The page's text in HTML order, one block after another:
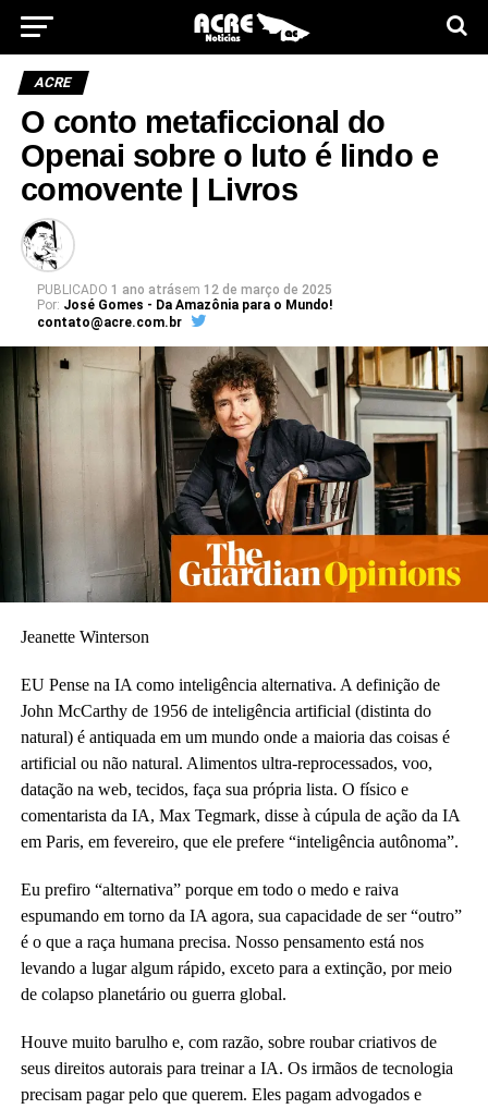
ACRE
O conto metaficcional do
Openai sobre o luto é lindo e
comovente | Livros
PUBLICADO 1 ano atrásem 12 de março de 2025
Por: José Gomes - Da Amazônia para o Mundo!
contato@acre.com.br
Jeanette Winterson
EUPense na IA como inteligência alternativa. A definição de
John McCarthy de 1956 de inteligência artificial (distinta do
natural) é antiquada em um mundo onde a maioria das coisas é
artificial ou não natural. Alimentos ultra-reprocessados, voo,
datação na web, tecidos, faça sua própria lista. O físico e
comentarista da IA, Max Tegmark, disse à cúpula de ação da IA ​​
em Paris, em fevereiro, que ele prefere “inteligência autônoma”.
Eu prefiro “alternativa” porque em todo o medo e raiva
espumando em torno da IA ​​agora, sua capacidade de ser “outro”
é o que a raça humana precisa. Nosso pensamento está nos
levando a lugar algum rápido, exceto para a extinção, por meio
de colapso planetário ou guerra global.
Houve muito barulho e, com razão, sobre roubar criativos de
seus direitos autorais para treinar a IA. Os irmãos de tecnologia
precisam pagar pelo que querem. Eles pagam advogados e